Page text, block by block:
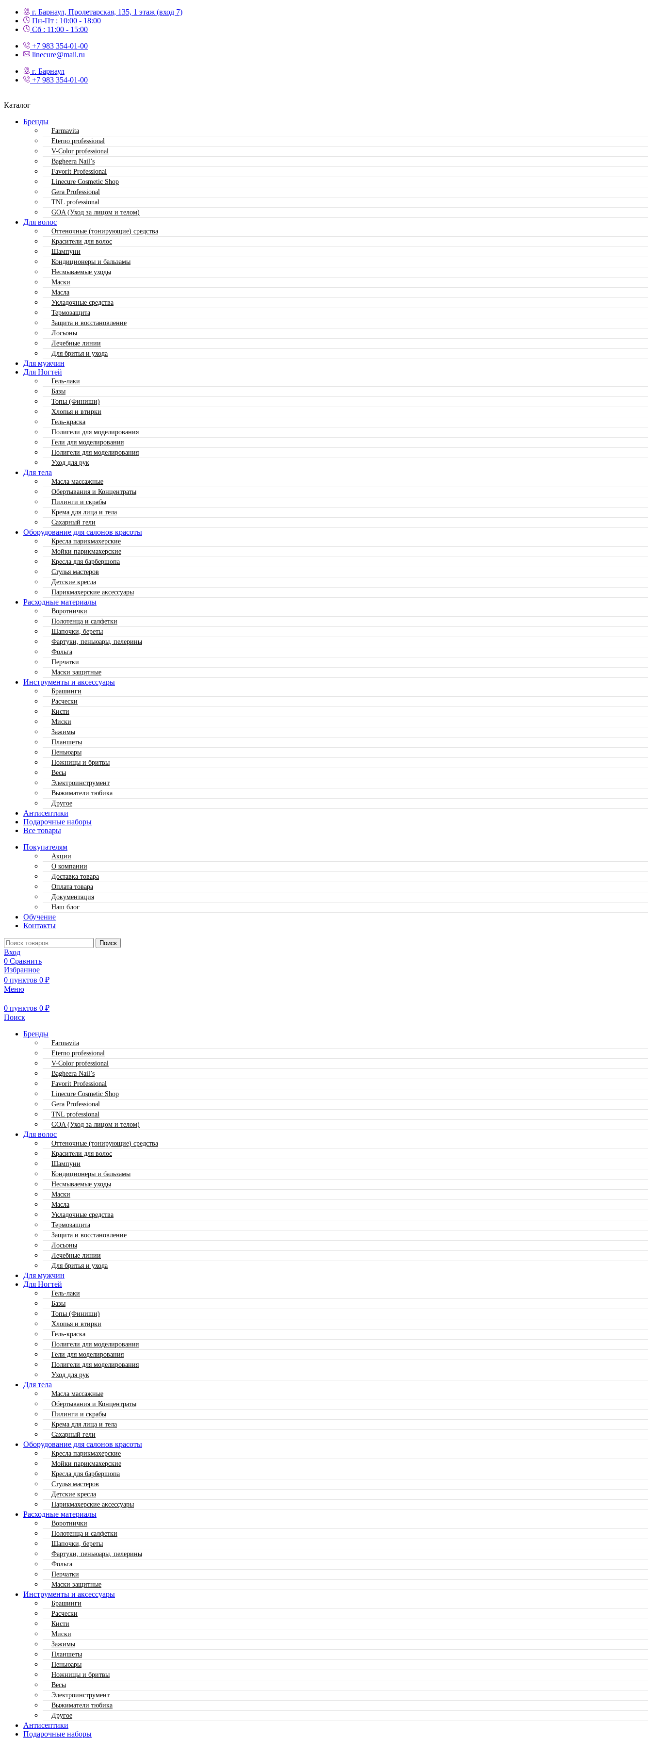
г. Барнаул, Пролетарская, 135,​ 1 этаж (вход 7)
Пн-Пт : 10:00 - 18:00
Сб : 11:00 - 15:00
+7 983 354-01-00
linecure@mail.ru
г. Барнаул
+7 983 354-01-00
Каталог
Бренды
Farmavita
Eterno professional
V-Color professional
Bagheera Nail’s
Favorit Professional
Linecure Cosmetic Shop
Gera Professional
TNL professional
GOA (Уход за лицом и телом)
Для волос
Оттеночные (тонирующие) средства
Красители для волос
Шампуни
Кондиционеры и бальзамы
Несмываемые уходы
Маски
Масла
Укладочные средства
Термозащита
Защита и восстановление
Лосьоны
Лечебные линии
Для бритья и ухода
Для мужчин
Для Ногтей
Гель-лаки
Базы
Топы (Финиши)
Хлопья и втирки
Гель-краска
Полигели для моделирования
Гели для моделирования
Полигели для моделирования
Уход для рук
Для тела
Масла массажные
Обертывания и Концентраты
Пилинги и скрабы
Крема для лица и тела
Сахарный гели
Оборудование для салонов красоты
Кресла парикмахерские
Мойки парикмахерские
Кресла для барбершопа
Стулья мастеров
Детские кресла
Парикмахерские аксессуары
Расходные материалы
Воротнички
Полотенца и салфетки
Шапочки, береты
Фартуки, пеньюары, пелерины
Фольга
Перчатки
Маски защитные
Инструменты и аксессуары
Брашинги
Расчески
Кисти
Миски
Зажимы
Планшеты
Пеньюары
Ножницы и бритвы
Весы
Электроинструмент
Выжиматели тюбика
Другое
Антисептики
Подарочные наборы
Все товары
Покупателям
Акции
О компании
Доставка товара
Оплата товара
Документация
Наш блог
Обучение
Контакты
Поиск
Вход
0 Сравнить
Избранное
0 пунктов 0 ₽
Меню
0 пунктов 0 ₽
Поиск
Бренды
Farmavita
Eterno professional
V-Color professional
Bagheera Nail’s
Favorit Professional
Linecure Cosmetic Shop
Gera Professional
TNL professional
GOA (Уход за лицом и телом)
Для волос
Оттеночные (тонирующие) средства
Красители для волос
Шампуни
Кондиционеры и бальзамы
Несмываемые уходы
Маски
Масла
Укладочные средства
Термозащита
Защита и восстановление
Лосьоны
Лечебные линии
Для бритья и ухода
Для мужчин
Для Ногтей
Гель-лаки
Базы
Топы (Финиши)
Хлопья и втирки
Гель-краска
Полигели для моделирования
Гели для моделирования
Полигели для моделирования
Уход для рук
Для тела
Масла массажные
Обертывания и Концентраты
Пилинги и скрабы
Крема для лица и тела
Сахарный гели
Оборудование для салонов красоты
Кресла парикмахерские
Мойки парикмахерские
Кресла для барбершопа
Стулья мастеров
Детские кресла
Парикмахерские аксессуары
Расходные материалы
Воротнички
Полотенца и салфетки
Шапочки, береты
Фартуки, пеньюары, пелерины
Фольга
Перчатки
Маски защитные
Инструменты и аксессуары
Брашинги
Расчески
Кисти
Миски
Зажимы
Планшеты
Пеньюары
Ножницы и бритвы
Весы
Электроинструмент
Выжиматели тюбика
Другое
Антисептики
Подарочные наборы